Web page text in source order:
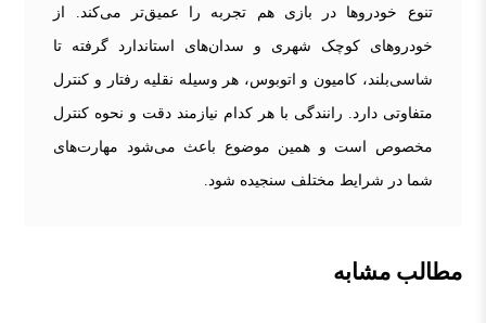
تنوع خودروها در بازی هم تجربه را عمیق‌تر می‌کند. از
خودروهای کوچک شهری و سدان‌های استاندارد گرفته تا
شاسی‌بلند، کامیون و اتوبوس، هر وسیله نقلیه رفتار و کنترل
متفاوتی دارد. رانندگی با هر کدام نیازمند دقت و نحوه کنترل
مخصوص است و همین موضوع باعث می‌شود مهارت‌های
شما در شرایط مختلف سنجیده شود.
مطالب مشابه